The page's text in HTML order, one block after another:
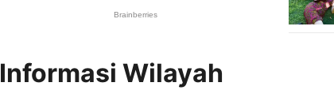
Informasi Wilayah